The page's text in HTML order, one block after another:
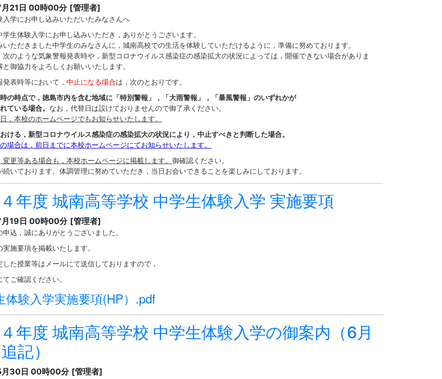
21日 00時00分 [管理者]
入学にお申し込みいただいたみなさんへ
生体験入学にお申し込みいただき，ありがとうございます。
いただきました中学生のみなさんに，城南高校での生活を体験していただけるように，準備に努めております。
のような気象警報発表時や，新型コロナウイルス感染症の感染拡大の状況によっては，開催できない場合がありま
御協力をよろしくお願いいたします。
表時等において， 中止になる場合は，次のとおりです。
の時点で，徳島市内を含む地域に「特別警報」，「大雨警報」，「暴風警報」のいずれかが
いる場合。 なお，代替日は設けておりませんので御了承ください。
，本校のホームページでもお知らせいたします。
ける，新型コロナウイルス感染症の感染拡大の状況により，中止すべきと判断した場合。
場合は，前日までに本校ホームページにてお知らせいたします。
変更等ある場合も，本校ホームページに掲載します。 御確認ください。
いております。体調管理に努めていただき，当日お会いできることを楽しみにしております。
年度 城南高等学校 中学生体験入学 実施要項
19日 00時00分 [管理者]
申込，誠にありがとうございました。
施要項を掲載いたします。
した授業等はメールにて送信しておりますので，
ご確認ください。
体験入学実施要項(HP）.pdf
年度 城南高等学校 中学生体験入学の御案内（6月
記）
30日 00時00分 [管理者]